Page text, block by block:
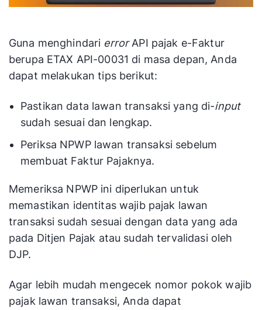
Guna menghindari errorAPI pajak e-Faktur
berupa ETAX API-00031 di masa depan, Anda
dapat melakukan tips berikut:
Pastikan data lawan transaksi yang di-input
sudah sesuai dan lengkap.
Periksa NPWP lawan transaksi sebelum
membuat Faktur Pajaknya.
Memeriksa NPWP ini diperlukan untuk
memastikan identitas wajib pajak lawan
transaksi sudah sesuai dengan data yang ada
pada Ditjen Pajak atau sudah tervalidasi oleh
DJP.
Agar lebih mudah mengecek nomor pokok wajib
pajak lawan transaksi, Anda dapat